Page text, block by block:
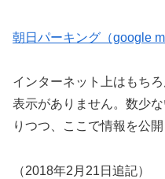
朝日パーキング（google
インターネット上はもち
表示がありません。数少
りつつ、ここで情報を公開
（2018年2月21日追記）